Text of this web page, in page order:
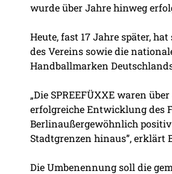
wurde über Jahre hinweg
Heute, fast 17 Jahre später,
des Vereins sowie die
Handballmarken
„Die SPREEFÜXXE waren
erfolgreiche Entwicklung des
Berlinaußergewöhnlich
Stadtgrenzen hinaus”, erklärt
Die Umbenennung soll die